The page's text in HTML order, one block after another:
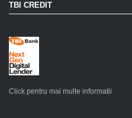
TBI CREDIT
Click pentru mai multe informatii